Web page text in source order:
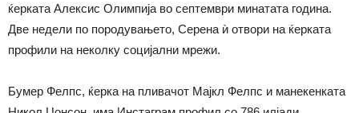
ќерката Алексис Олимпија во септември минатата година.
Две недели по породувањето, Серена ѝ отвори на ќерката
профили на неколку социјални мрежи.
Бумер Фелпс, ќерка на пливачот Мајкл Фелпс и манекенката